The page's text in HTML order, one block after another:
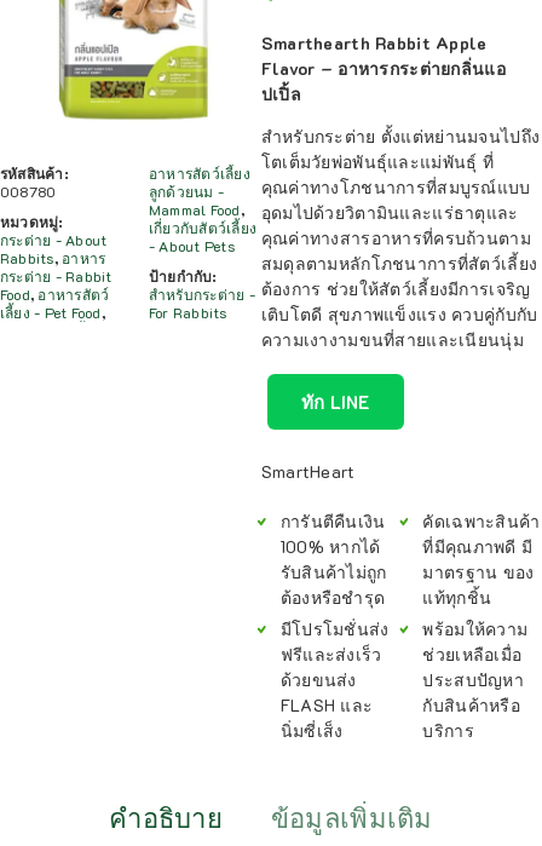
รหัสสินค้า:
008780
หมวดหมู่:
กระต่าย - About
Rabbits, อาหาร
กระต่าย - Rabbit
Food, อาหารสัตว์
เลี้ยง - Pet Food,
อาหารสัตว์เลี้ยง
ลูกด้วยนม -
Mammal Food,
เกี่ยวกับสัตว์เลี้ยง
- About Pets
ป้ายกำกับ:
สำหรับกระต่าย -
For Rabbits
Smarthearth Rabbit Apple
Flavor – อาหารกระต่ายกลิ่นแอ
ปเปิ้ล
สำหรับกระต่าย ตั้งแต่หย่านมจนไปถึง
โตเต็มวัยพ่อพันธุ์และแม่พันธุ์ ที่
คุณค่าทางโภชนาการที่สมบูรณ์แบบ
อุดมไปด้วยวิตามินและแร่ธาตุและ
คุณค่าทางสารอาหารที่ครบถ้วนตาม
สมดุลตามหลักโภชนาการที่สัตว์เลี้ยง
ต้องการ ช่วยให้สัตว์เลี้ยงมีการเจริญ
เติบโตดี สุขภาพแข็งแรง ควบคู่กับกับ
ความเงางามขนที่สายและเนียนนุ่ม
ทัก LINE
SmartHeart
การันตีคืนเงิน
100% หากได้
รับสินค้าไม่ถูก
ต้องหรือชำรุด
มีโปรโมชั่นส่ง
ฟรีและส่งเร็ว
ด้วยขนส่ง
FLASH และ
นิ่มซี่เส็ง
คัดเฉพาะสินค้า
ที่มีคุณภาพดี มี
มาตรฐาน ของ
แท้ทุกชิ้น
พร้อมให้ความ
ช่วยเหลือเมื่อ
ประสบปัญหา
กับสินค้าหรือ
บริการ
คำอธิบาย ข้อมูลเพิ่มเติม